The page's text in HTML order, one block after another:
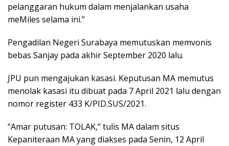
pelanggaran hukum dalam menjalankan usaha
meMiles selama ini.”
Pengadilan Negeri Surabaya memutuskan memvonis
bebas Sanjay pada akhir September 2020 lalu.
JPU pun mengajukan kasasi. Keputusan MA memutus
menolak kasasi itu dibuat pada 7 April 2021 lalu dengan
nomor register 433 K/PID.SUS/2021.
“Amar putusan: TOLAK,” tulis MA dalam situs
Kepaniteraan MA yang diakses pada Senin, 12 April